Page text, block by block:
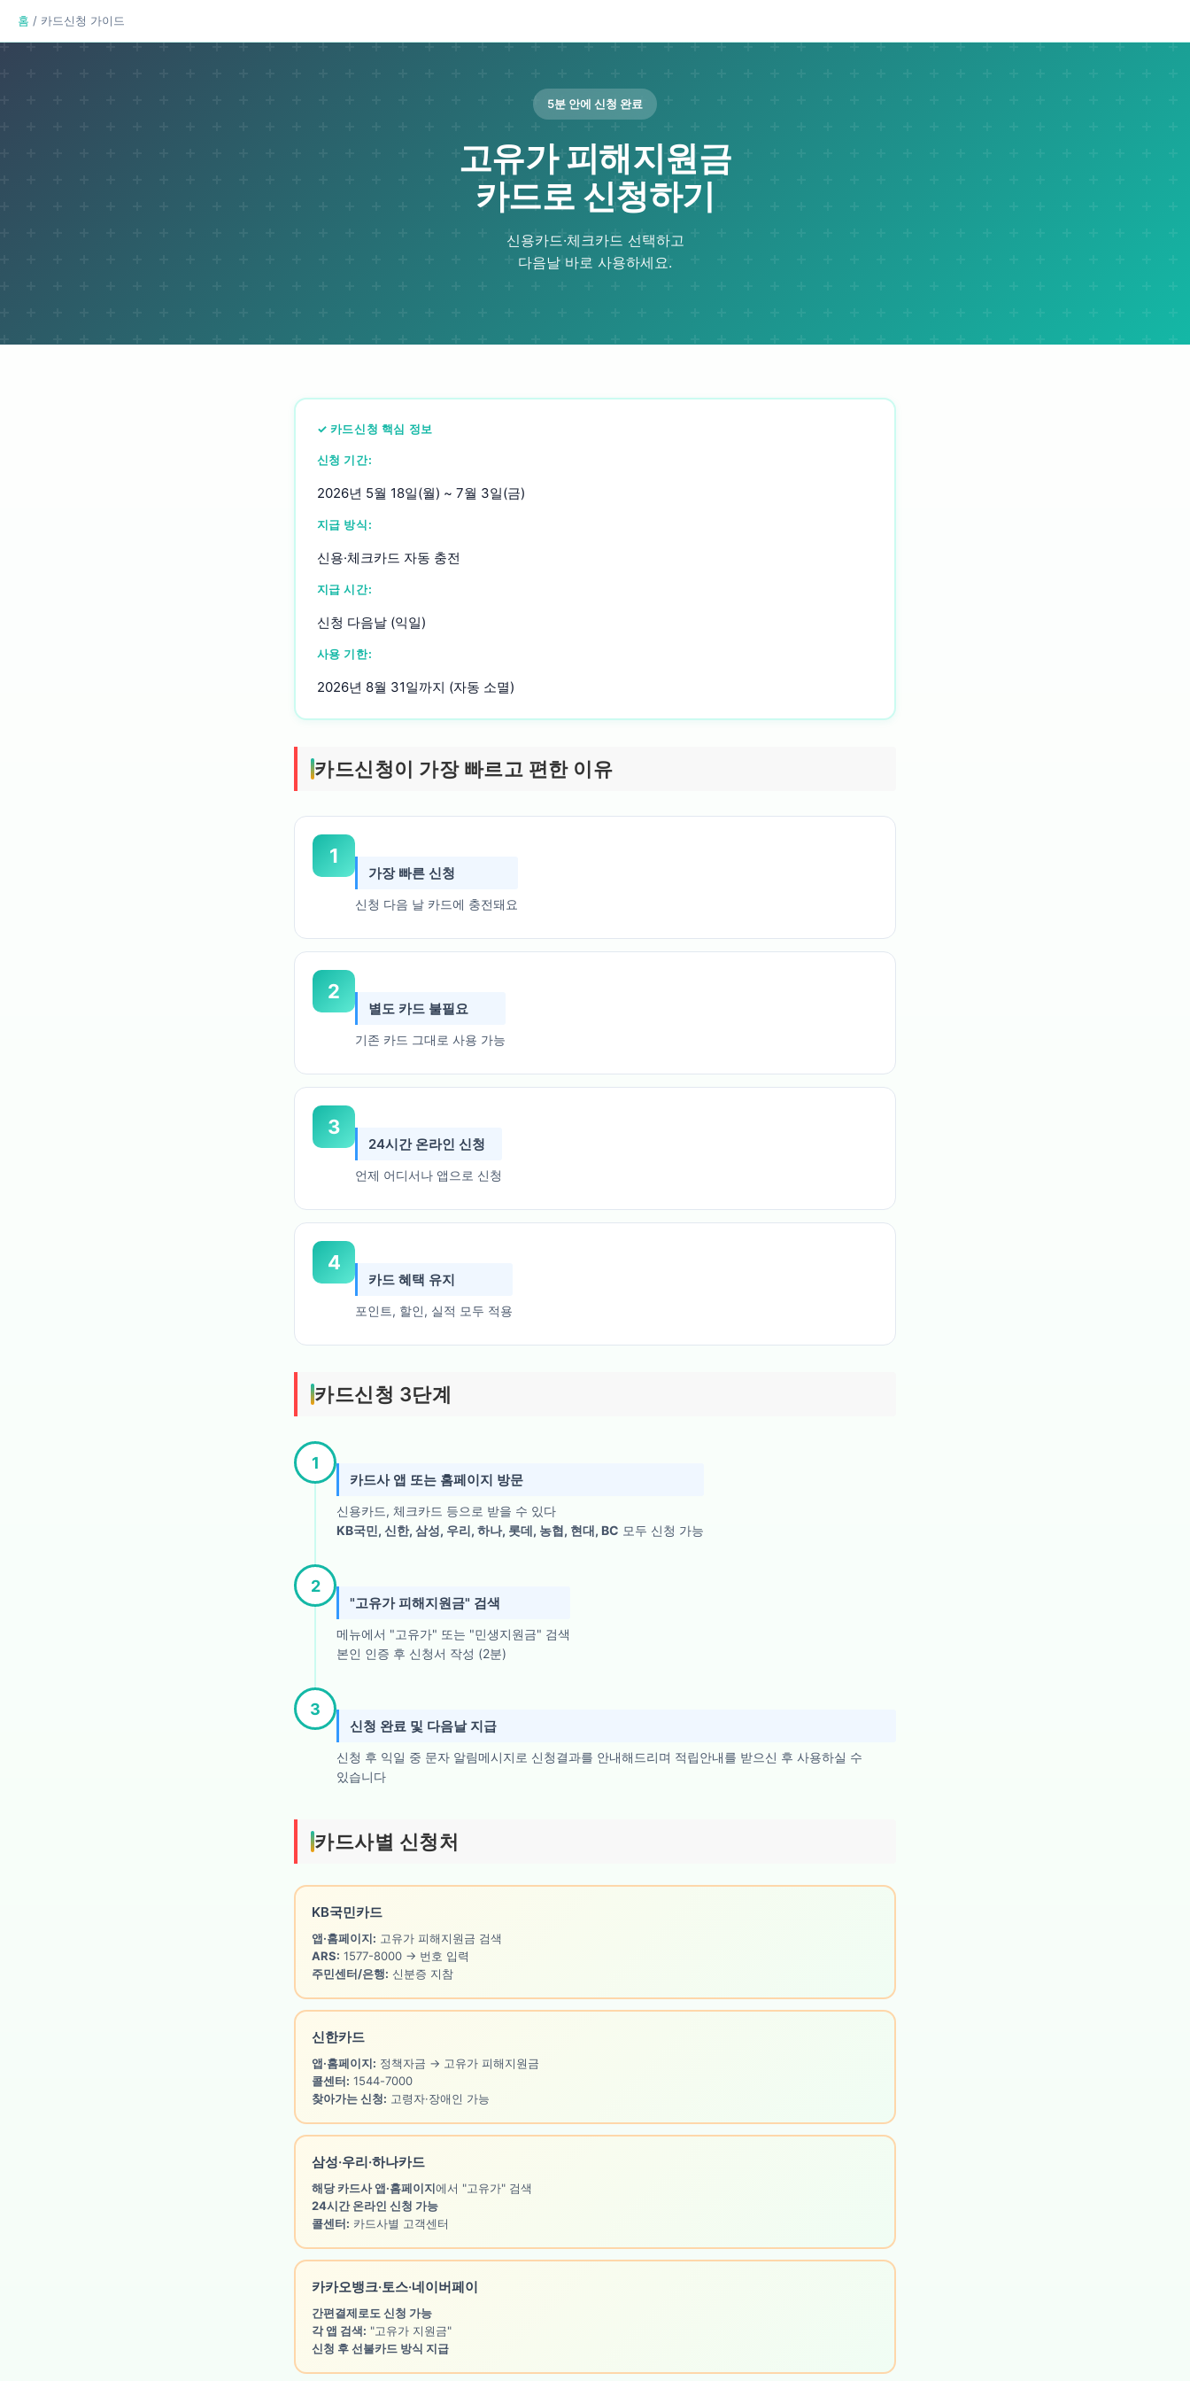
홈 / 카드신청 가이드
5분 안에 신청 완료
고유가 피해지원금
카드로 신청하기
신용카드·체크카드 선택하고
다음날 바로 사용하세요.
✓ 카드신청 핵심 정보
신청 기간:
2026년 5월 18일(월) ~ 7월 3일(금)
지급 방식:
신용·체크카드 자동 충전
지급 시간:
신청 다음날 (익일)
사용 기한:
2026년 8월 31일까지 (자동 소멸)
카드신청이 가장 빠르고 편한 이유
1
가장 빠른 신청
신청 다음 날 카드에 충전돼요
2
별도 카드 불필요
기존 카드 그대로 사용 가능
3
24시간 온라인 신청
언제 어디서나 앱으로 신청
4
카드 혜택 유지
포인트, 할인, 실적 모두 적용
카드신청 3단계
1
카드사 앱 또는 홈페이지 방문
신용카드, 체크카드 등으로 받을 수 있다
KB국민, 신한, 삼성, 우리, 하나, 롯데, 농협, 현대, BC 모두 신청 가능
2
"고유가 피해지원금" 검색
메뉴에서 "고유가" 또는 "민생지원금" 검색
본인 인증 후 신청서 작성 (2분)
3
신청 완료 및 다음날 지급
신청 후 익일 중 문자 알림메시지로 신청결과를 안내해드리며 적립안내를 받으신 후 사용하실 수
있습니다
카드사별 신청처
KB국민카드
앱·홈페이지: 고유가 피해지원금 검색
ARS: 1577-8000 → 번호 입력
주민센터/은행: 신분증 지참
신한카드
앱·홈페이지: 정책자금 → 고유가 피해지원금
콜센터: 1544-7000
찾아가는 신청: 고령자·장애인 가능
삼성·우리·하나카드
해당 카드사 앱·홈페이지에서 "고유가" 검색
24시간 온라인 신청 가능
콜센터: 카드사별 고객센터
카카오뱅크·토스·네이버페이
간편결제로도 신청 가능
각 앱 검색: "고유가 지원금"
신청 후 선불카드 방식 지급